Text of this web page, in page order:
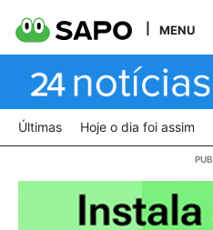
MENU
Últimas Hoje o dia foi assim